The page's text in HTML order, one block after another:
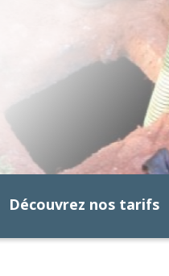
Découvrez nos tarifs